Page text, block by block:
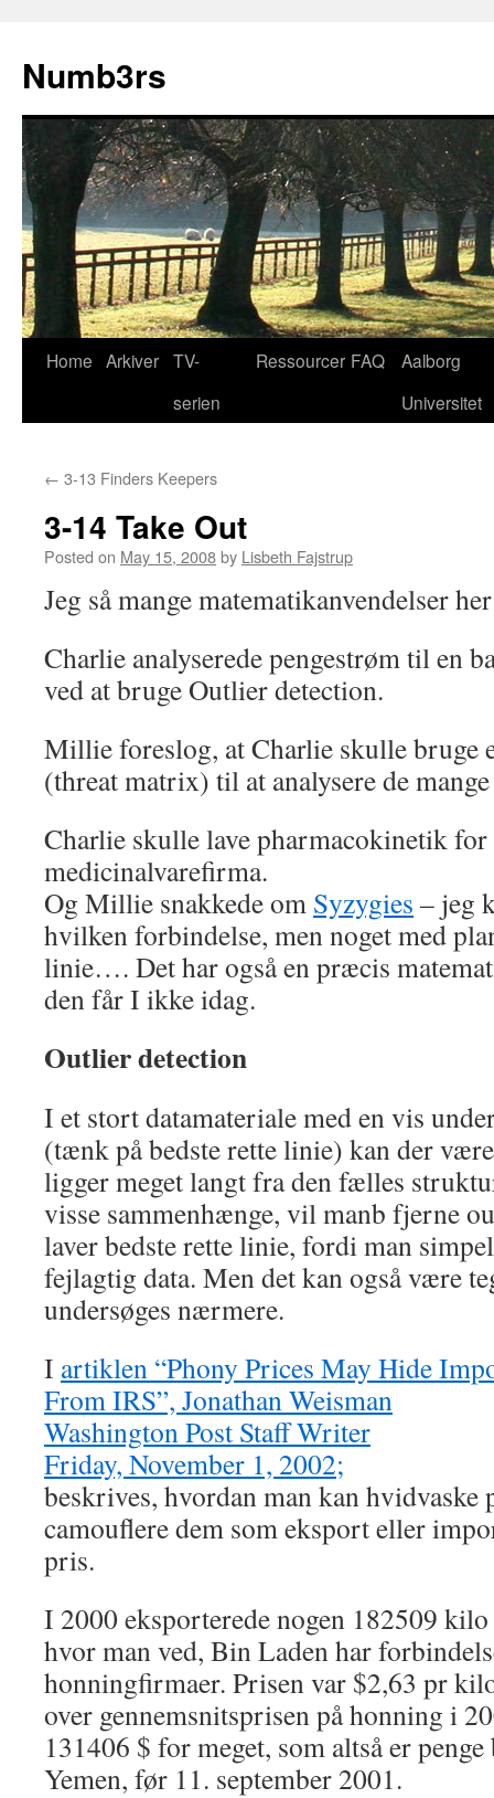
content
Numb3rs
Home Arkiver TV-
serien
Ressourcer FAQ
Aalborg
Universitet
← 3-13 Finders Keepers
3-14 Take Out
Posted on May 15, 2008by Lisbeth Fajstrup
Jeg så mange matematikanvendelser
Charlie analyserede pengestrøm til en
ved at bruge Outlier detection.
Millie foreslog, at Charlie skulle bruge
(threat matrix) til at analysere de
Charlie skulle lave pharmacokinetik
medicinalvarefirma.
Og Millie snakkede om Syzygies – jeg
hvilken forbindelse, men noget med
linie…. Det har også en præcis
den får I ikke idag.
Outlier detection
I et stort datamateriale med en vis
(tænk på bedste rette linie) kan der
ligger meget langt fra den fælles
visse sammenhænge, vil manb fjerne
laver bedste rette linie, fordi man
fejlagtig data. Men det kan også være
undersøges nærmere.
I artiklen “Phony Prices May Hide
From IRS”, Jonathan Weisman
Washington Post Staff Writer
Friday, November 1, 2002;
beskrives, hvordan man kan hvidvaske
camouflere dem som eksport eller
pris.
I 2000 eksporterede nogen 182509
hvor man ved, Bin Laden har
honningfirmaer. Prisen var $2,63 pr
over gennemsnitsprisen på honning i
131406 $ for meget, som altså er
Yemen, før 11. september 2001.